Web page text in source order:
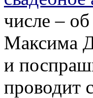
числе –
Максима
и
проводит